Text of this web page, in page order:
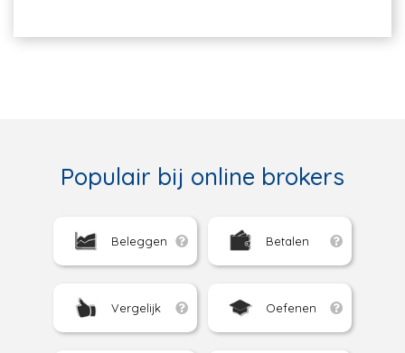
Populair bij online brokers
Beleggen Betalen
Vergelijk Oefenen